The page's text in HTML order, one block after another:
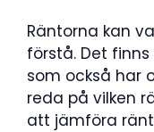
Räntorna kan
förstå. Det
som också har
reda på vilken
att jämföra